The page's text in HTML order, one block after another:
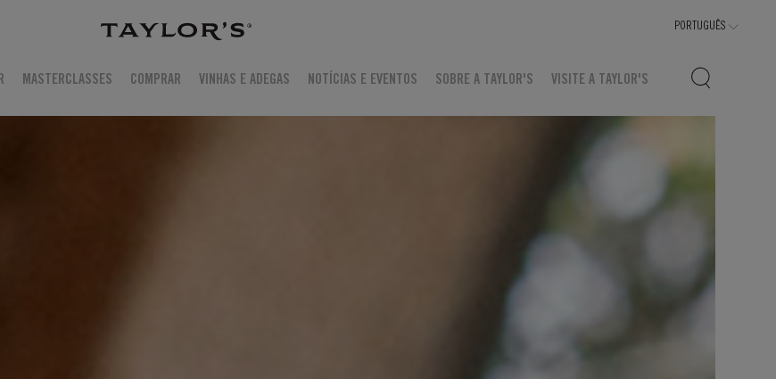
MASTERCLASSES COMPRAR VINHAS E ADEGAS NOTÍCIAS E EVENTOS SOBRE A TAYLOR'S VISITE A TAYLOR'S